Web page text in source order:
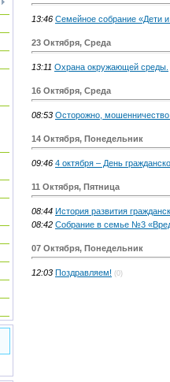
13:46 Семейное собрание «Дети и
23 Октября, Среда
13:11 Охрана окружающей среды.
16 Октября, Среда
08:53 Осторожно,
14 Октября, Понедельник
09:46 4 октября – День
11 Октября, Пятница
08:44 История развития
08:42 Собрание в семье №3
07 Октября, Понедельник
12:03 Поздравляем! (0)